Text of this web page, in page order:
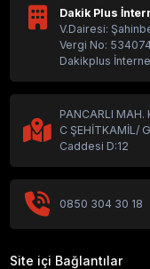
Dakik Plus
V.Dairesi:
Vergi No:
Dakikplus
PANCARLI MAH.
C
Caddesi D:12
0850 304 30 18
Site içi Bağlantılar